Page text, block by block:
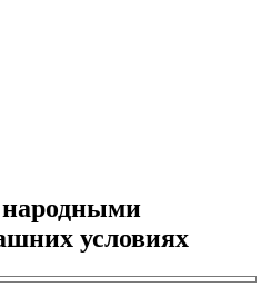
народными
условиях